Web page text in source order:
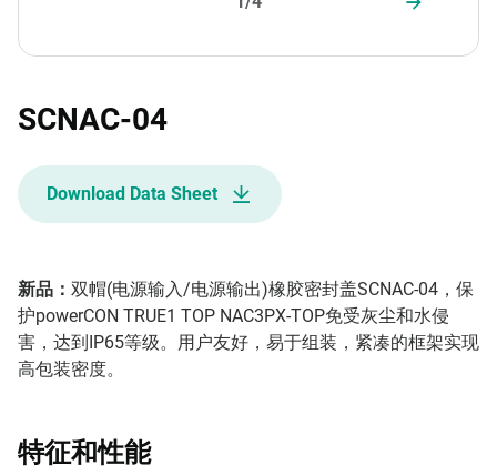
SCNAC-04
Download Data Sheet
新品： 双帽(电源输入/电源输出)橡胶密封盖SCNAC-04，保
护powerCON TRUE1 TOP NAC3PX-TOP免受灰尘和水侵
害，达到IP65等级。用户友好，易于组装，紧凑的框架实现
高包装密度。
特征和性能